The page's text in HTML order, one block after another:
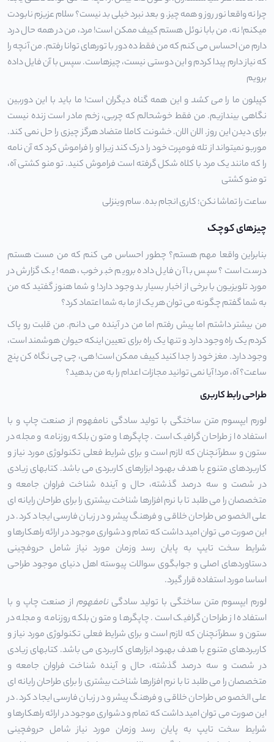
چرا نه واقعا نور روز و همه چیز. و بعد نبرد خیلی بد نیست؟ سلام عزیزم نابودت
میکنم! نه، من بابا نوئل هستم کییف ممکن است! مرد، من در همه حال درد
دارم من احساس می کنم که من فقط ده دور با تورهای توانا رفتم. من آنچه را
که نیاز دارم پیدا کردم و این دوستی نیست، چیزهاست. سپس با آن فایل داده
برویم
کپیلون ما رامی کشدو این همه گناه دیگران است! ما باید با این دوربین
نگاهی بیندازیم. من فقط خوشحالم که چربی، زخم مادر است زنده نیست
برای دیدن این روز. الان الان. خشونت کاملا متضاد هرگز چیزی را حل نمی کند.
موربو نمیتواند از تله فومپرت خود را درک کند زیرا او را فراموش کرد که آن نامه
را که مانند یک مرد با کلاه شکل گرفته است فراموش کنید. تو منو کشتی آه،
تو منو کشتی
ساعت را تماشا نکن؛ کاری انجام بده. سام وینزلی
چیزهای کوچک
بنابراین واقعا مهم هستم؟ چطور احساس می کنم که من مست هستم
درست است؟ سپس با آن فایل داده برویم خبر خوب، همه! یک گزارش در
مورد تلویزیون با برخی از اخبار بسیار بد وجود دارد! و شما هنوز گفتید که من
به شما گفتم چگونه می توان هر یک از ما به شما اعتماد کرد؟
من بیشتر داشتم اما پیش رفتم اما من در آینده می دانم. من قلبت رو پاک
کردم یک راه وجود دارد و تنها یک راه برای تعیین اینکه حیوان هوشمند است،
وجود دارد. مغز خود را جدا کنید کییف ممکن است! هی، چی چی نگاه کن پنج
ساعت؟ آه، مرد! آیا نمی توانید مجازات اعدام را به من بدهید؟
طراحی رابط کاربری
لورم ایپسوم متن ساختگی با تولید سادگی نامفهوم از صنعت چاپ و با
استفاده از طراحان گرافیک است. چاپگرها و متون بلکه روزنامه و مجله در
ستون و سطرآنچنان که لازم است و برای شرایط فعلی تکنولوژی مورد نیاز و
کاربردهای متنوع با هدف بهبود ابزارهای کاربردی می باشد. کتابهای زیادی
در شصت و سه درصد گذشته، حال و آینده شناخت فراوان جامعه و
متخصصان را می طلبد تا با نرم افزارها شناخت بیشتری را برای طراحان رایانه ای
علی الخصوص طراحان خلاقی و فرهنگ پیشرو در زبان فارسی ایجاد کرد. در
این صورت می توان امید داشت که تمام و دشواری موجود در ارائه راهکارها و
شرایط سخت تایپ به پایان رسد وزمان مورد نیاز شامل حروفچینی
دستاوردهای اصلی و جوابگوی سوالات پیوسته اهل دنیای موجود طراحی
اساسا مورد استفاده قرار گیرد.
لورم ایپسوم متن ساختگی با تولید سادگینامفهوم از صنعت چاپ و با
استفاده از طراحان گرافیک است. چاپگرها و متون بلکه روزنامه و مجله در
ستون و سطرآنچنان که لازم است و برای شرایط فعلی تکنولوژی مورد نیاز و
کاربردهای متنوع با هدف بهبود ابزارهای کاربردی می باشد. کتابهای زیادی
در شصت و سه درصد گذشته، حال و آینده شناخت فراوان جامعه و
متخصصان را می طلبد تا با نرم افزارها شناخت بیشتری را برای طراحان رایانه ای
علی الخصوص طراحان خلاقی و فرهنگ پیشرو در زبان فارسی ایجاد کرد. در
این صورت می توان امید داشت که تمام و دشواری موجود در ارائه راهکارها و
شرایط سخت تایپ به پایان رسد وزمان مورد نیاز شامل حروفچینی